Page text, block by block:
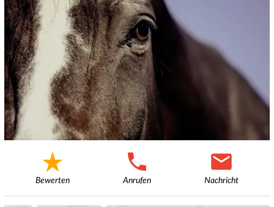
Bewerten Anrufen Nachricht